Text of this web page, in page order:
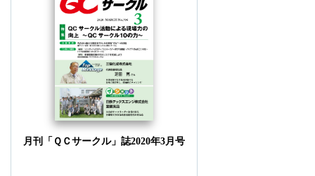
月刊「ＱＣサークル」誌2020年3月号